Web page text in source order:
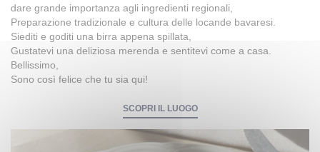
dare grande importanza agli ingredienti regionali,
Preparazione tradizionale e cultura delle locande bavaresi.
Siediti e goditi una birra appena spillata,
Gustatevi una deliziosa merenda e sentitevi come a casa.
Bellissimo,
Sono così felice che tu sia qui!
SCOPRI IL LUOGO